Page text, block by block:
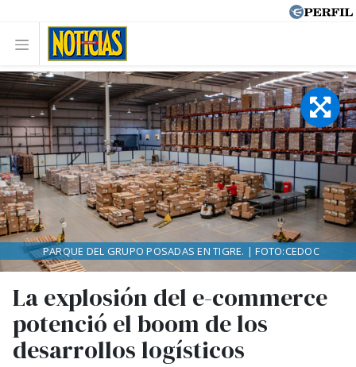
La explosión del e-commerce
potenció el boom de los
desarrollos logísticos
PARQUE DEL GRUPO POSADAS EN TIGRE. | FOTO:CEDOC